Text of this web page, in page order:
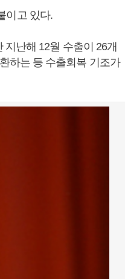
이고 있다.
난해 12월 수출이 26개
하는 등 수출회복 기조가